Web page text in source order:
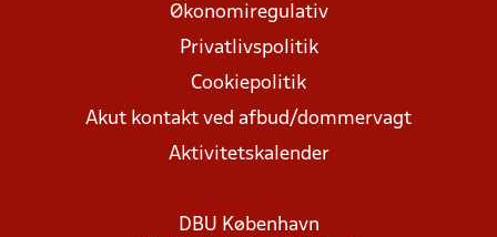
Økonomiregulativ
Privatlivspolitik
Cookiepolitik
Akut kontakt ved afbud/dommervagt
Aktivitetskalender
DBU København